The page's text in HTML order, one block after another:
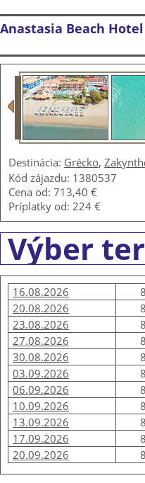
Anastasia Beach
Destinácia: Grécko,
Kód zájazdu: 1380537
Cena od: 713,40 €
Príplatky od: 224 €
Výber
16.08.2026
20.08.2026
23.08.2026
27.08.2026
30.08.2026
03.09.2026
06.09.2026
10.09.2026
13.09.2026
17.09.2026
20.09.2026